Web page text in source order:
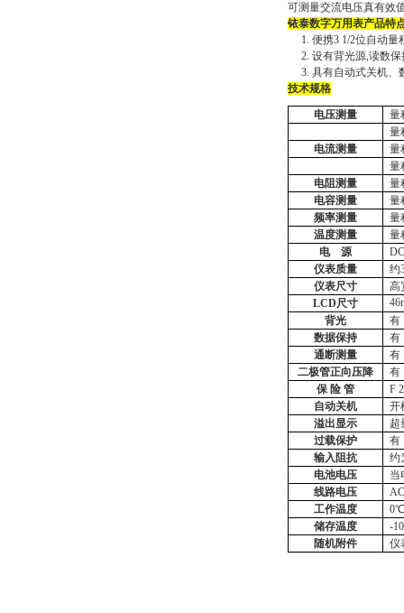
可测量交流电压真有效
铱泰数字万用表产品特
1. 便携3 1/2位自动量
2. 设有背光源,读数
3. 具有自动式关机、
技术规格
电压测量
量
量
电流测量
量
量
电阻测量
量
电容测量
量
频率测量
量
温度测量
量
电
源
DC
仪表质量
约
仪表尺寸
高
LCD尺寸
背光
有
数据保持
有
通断测量
有
二极管正向压降
有
保 险 管
F
自动关机
开
溢出显示
超
过载保护
有
输入阻抗
约
电池电压
当
线路电压
AC
工作温度
储存温度
-
随机附件
仪